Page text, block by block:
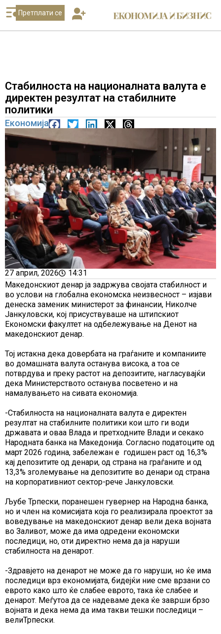
Претплати се
Стабилноста на националната валута е
директен резултат на стабилните
политики
Економија
27 април, 2026
14:31
Македонскиот денар ја задржува својата стабилност и
во услови на глобална економска неизвесност – изјави
денеска заменик министерот за финансии, Николче
Јанкуловски, кој присуствуваше на штипскиот
Економски факултет на одбележување на Денот на
македонскиот денар.
Тој истакна дека довербата на граѓаните и компаниите
во домашната валута останува висока, а тоа се
потврдува и преку растот на депозитите, нагласувајќи
дека Министерството останува посветено и на
намалувањето на сивата економија.
-Стабилноста на националната валута е директен
резултат на стабилните политики кои што ги води
државата и оваа Влада и претходните Влади и секако
Народната банка на Македонија. Согласно податоците од
март 2026 година, забележан е годишен раст од 16,3%
кај депозитите од денари, од страна на граѓаните и од
13,3% зголемување на депозитите во денари од страна
на корпоративниот сектор-рече Јанкуловски.
Љубе Трпески, поранешен гувернер на Народна банка,
но и член на комисијата која го реализирала проектот за
воведување на македонскиот денар вели дека војната
во Заливот, може да има одредени економски
последици, но, оти директно нема да ја наруши
стабилноста на денарот.
-Здравјето на денарот не може да го наруши, но ќе има
последици врз економијата, бидејќи ние сме врзани со
еврото како што ќе слабее еврото, така ќе слабее и
денарот. Меѓутоа да се надеваме дека ќе заврши брзо
војната и дека нема да има такви тешки последици –
велиТрпески.